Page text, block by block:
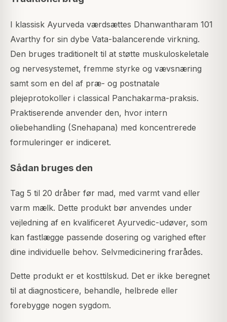
I klassisk Ayurveda værdsættes Dhanwantharam 101
Avarthy for sin dybe Vata-balancerende virkning.
Den bruges traditionelt til at støtte muskuloskeletale
og nervesystemet, fremme styrke og vævsnæring
samt som en del af præ- og postnatale
plejeprotokoller i classical Panchakarma-praksis.
Praktiserende anvender den, hvor intern
oliebehandling (Snehapana) med koncentrerede
formuleringer er indiceret.
Sådan bruges den
Tag 5 til 20 dråber før mad, med varmt vand eller
varm mælk. Dette produkt bør anvendes under
vejledning af en kvalificeret Ayurvedic-udøver, som
kan fastlægge passende dosering og varighed efter
dine individuelle behov. Selvmedicinering frarådes.
Dette produkt er et kosttilskud. Det er ikke beregnet
til at diagnosticere, behandle, helbrede eller
forebygge nogen sygdom.